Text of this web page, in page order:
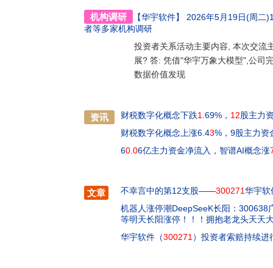
机构调研 【华宇软件】
2026年5月19日(周二
者等多家机构调研
投资者关系活动主要内容, 本次交流
展? 答: 凭借"华宇万象大模型",公司
数据价值发现
资讯 财税数字化概念下跌1 .69%， 12股主力
财税数字化概念上涨6.43%，9股主力资
60 06亿主力资金净流入，智谱AI概念涨
文章 不幸言中的第12支股——300271华宇软
机器人涨停潮DeepSeeK长阳：300638
等明天长阳涨停！！！拥抱老龙头天天
华宇软件（300271 ）投资者索赔持续进